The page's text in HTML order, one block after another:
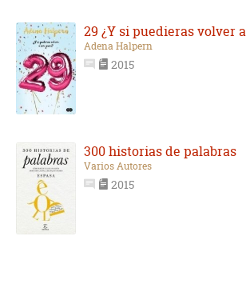
29 ¿Y si puedieras volver a
Adena Halpern
2015
300 historias de palabras
Varios Autores
2015